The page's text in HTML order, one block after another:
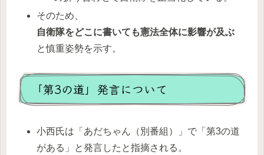
そのため、
自衛隊をどこに書いても憲法全体に影響が及ぶ
と慎重姿勢を示す。
「第3の道」発言について
小西氏は「あだちゃん（別番組）」で「第3の道
がある」と発言したと指摘される。